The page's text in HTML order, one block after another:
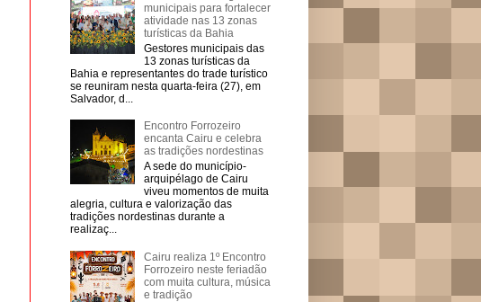
municipais para fortalecer
atividade nas 13 zonas
turísticas da Bahia
Gestores municipais das
13 zonas turísticas da
Bahia e representantes do trade turístico
se reuniram nesta quarta-feira (27), em
Salvador, d...
Encontro Forrozeiro
encanta Cairu e celebra
as tradições nordestinas
A sede do município-
arquipélago de Cairu
viveu momentos de muita
alegria, cultura e valorização das
tradições nordestinas durante a
realizaç...
Cairu realiza 1º Encontro
Forrozeiro neste feriadão
com muita cultura, música
e tradição